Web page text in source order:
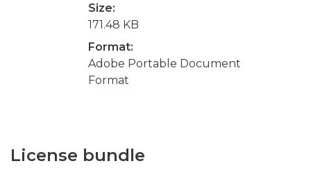
Size:
171.48 KB
Format:
Adobe Portable Document
Format
License bundle